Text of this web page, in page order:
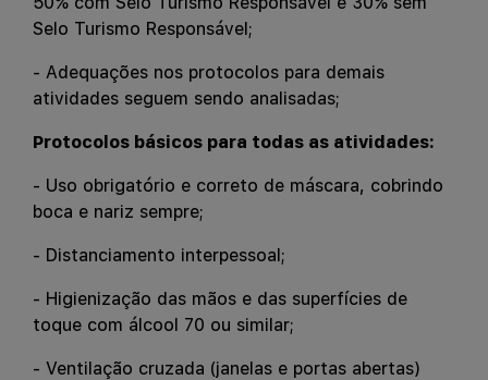
Selo Turismo Responsável;
- Adequações nos protocolos para demais
atividades seguem sendo analisadas;
Protocolos básicos para todas as atividades:
- Uso obrigatório e correto de máscara, cobrindo
boca e nariz sempre;
- Distanciamento interpessoal;
- Higienização das mãos e das superfícies de
toque com álcool 70 ou similar;
- Ventilação cruzada (janelas e portas abertas)